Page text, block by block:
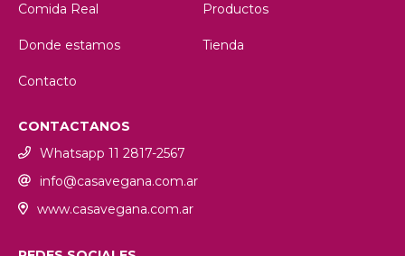
Comida Real Productos
Donde estamos Tienda
Contacto
CONTACTANOS
Whatsapp 11 2817-2567
info@casavegana.com.ar
www.casavegana.com.ar